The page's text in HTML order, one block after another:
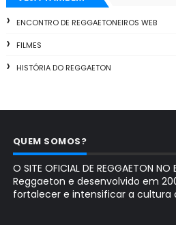
ENCONTRO DE REGGAETONEIROS WEB
FILMES
HISTÓRIA DO REGGAETON
QUEM SOMOS?
O SITE OFICIAL DE REGGAETON
Reggaeton e desenvolvido em
fortalecer e intensificar a cultura